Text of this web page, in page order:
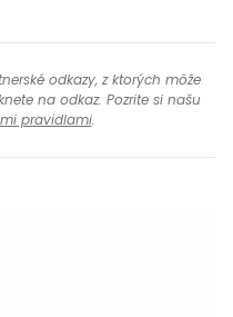
odkazy, z ktorých môže
na odkaz. Pozrite si našu
pravidlami.